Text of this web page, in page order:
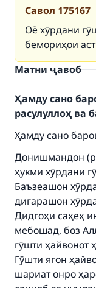
Савол 175167
Оё хӯрдани
бемориҳои
Матни ҷавоб
Ҳамду сано
расулуллоҳ ва
Ҳамду сано
Донишмандон
ҳукми хӯрдани
Баъзеашон
дигарашон
Дидгоҳи саҳеҳ
мебошад, боз
гӯшти ҳайвонот
Гӯшти ягон
шариат онро